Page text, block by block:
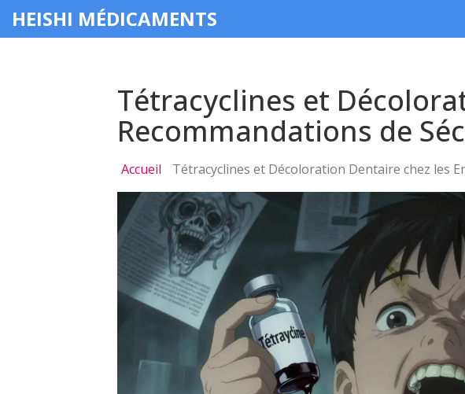
HEISHI MÉDICAMENTS
Tétracyclines et
Recommandations de
Accueil Tétracyclines et Décoloration Dentaire chez les